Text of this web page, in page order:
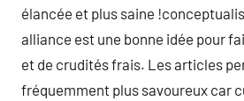
élancée et plus saine
alliance est une bonne idée pour
et de crudités frais. Les articles
fréquemment plus savoureux car